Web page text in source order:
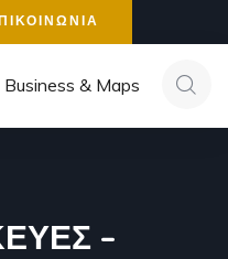
Business & Maps
–